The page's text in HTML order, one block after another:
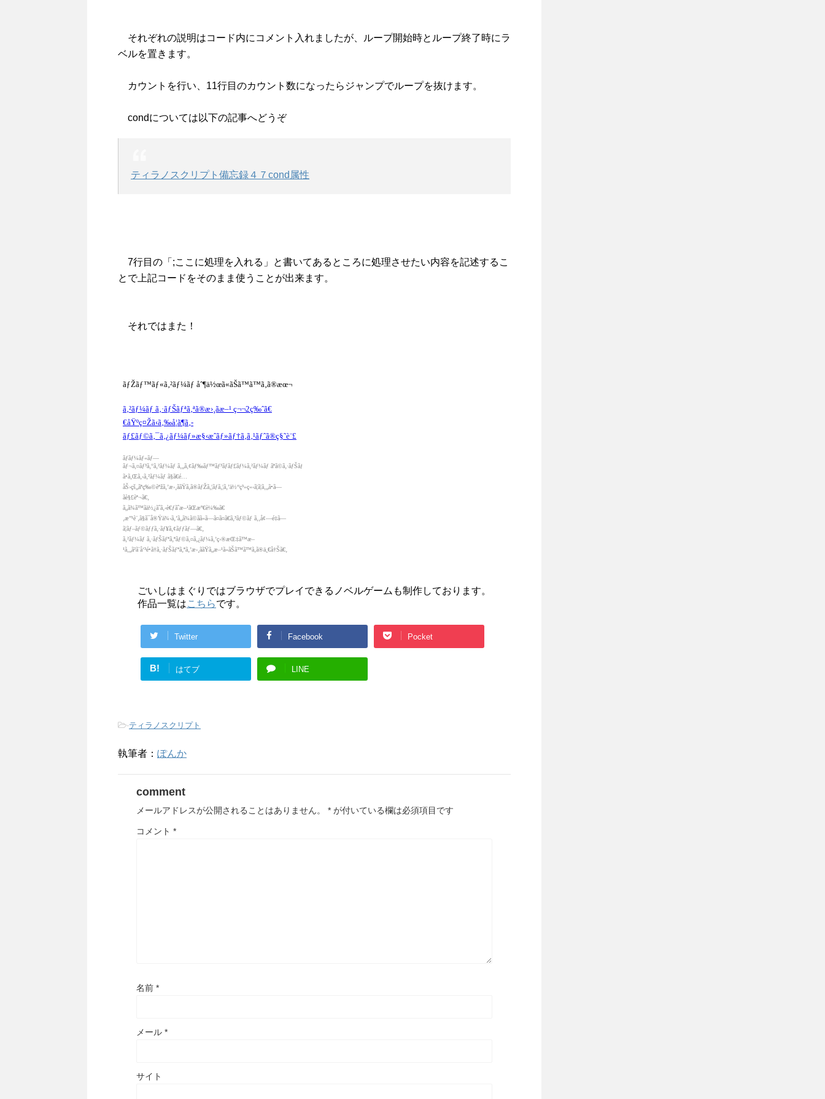
それぞれの説明はコード内にコメント入れましたが、ループ開始時とループ終了時にラ
ベルを置きます。
カウントを行い、11行目のカウント数になったらジャンプでループを抜けます。
condについては以下の記事へどうぞ
ティラノスクリプト備忘録４７cond属性
7行目の「;ここに処理を入れる」と書いてあるところに処理させたい内容を記述するこ
とで上記コードをそのまま使うことが出来ます。
それではまた！
ごいしはまぐりではブラウザでプレイできるノベルゲームも制作しております。
作品一覧はこちらです。
Twitter Facebook Pocket
B! はてブ LINE
-ティラノスクリプト
執筆者： ぽんか
comment
メールアドレスが公開されることはありません。 * が付いている欄は必須項目です
コメント *
名前 *
メール *
サイト